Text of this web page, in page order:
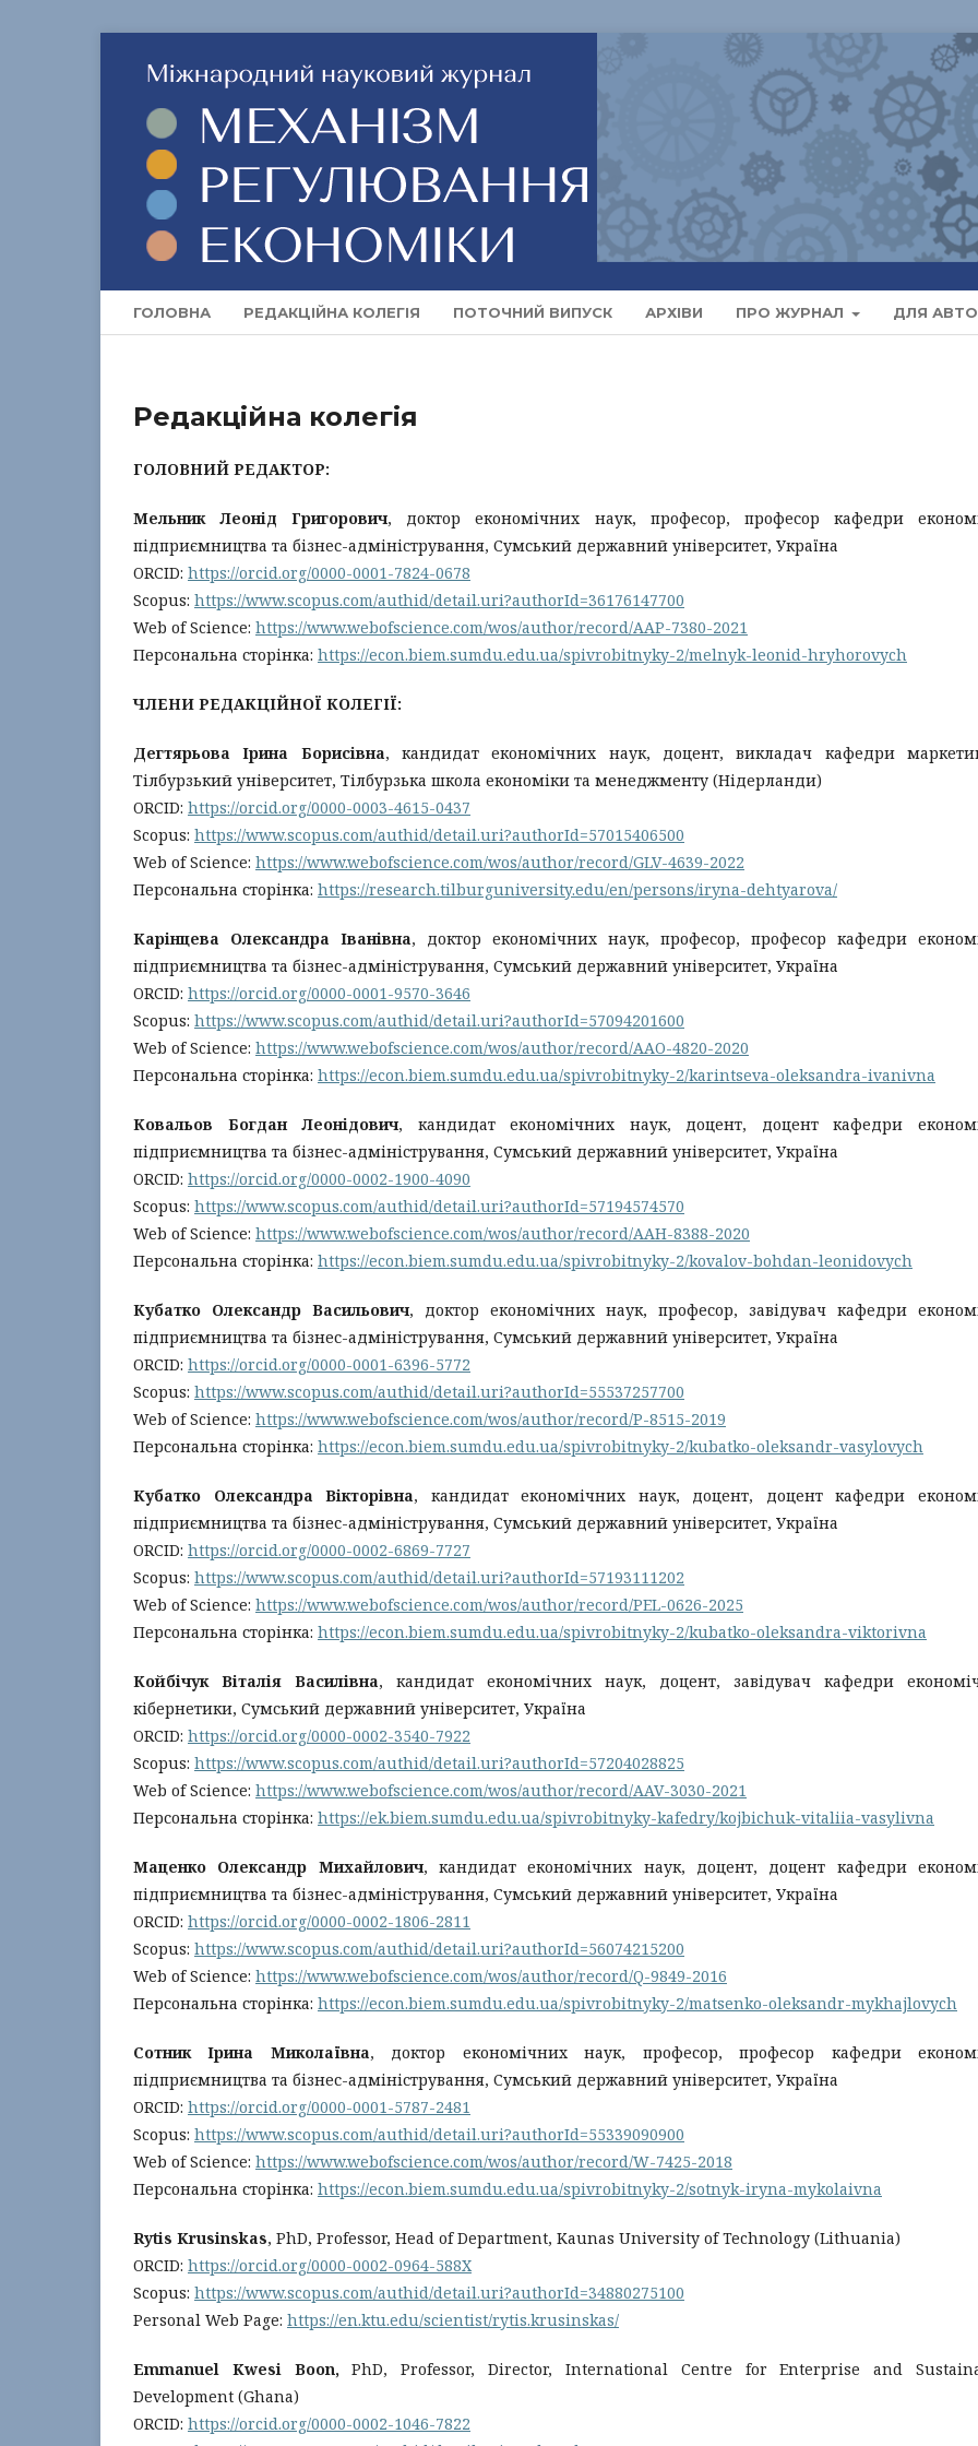
ГОЛОВНА РЕДАКЦІЙНА КОЛЕГІЯ ПОТОЧНИЙ ВИПУСК АРХІВИ ПРО ЖУРНАЛ ДЛЯ
Редакційна колегія
ГОЛОВНИЙ РЕДАКТОР:
Мельник Леонід Григорович, доктор економічних наук, професор, професор кафедри
підприємництва та бізнес-адміністрування, Сумський державний університет, Україна
ORCID: https://orcid.org/0000-0001-7824-0678
Scopus: https://www.scopus.com/authid/detail.uri?authorId=36176147700
Web of Science: https://www.webofscience.com/wos/author/record/AAP-7380-2021
Персональна сторінка: https://econ.biem.sumdu.edu.ua/spivrobitnyky-2/melnyk-leonid-hryhorovych
ЧЛЕНИ РЕДАКЦІЙНОЇ КОЛЕГІЇ:
Дегтярьова Ірина Борисівна, кандидат економічних наук, доцент, викладач кафедри
Тілбурзький університет, Тілбурзька школа економіки та менеджменту (Нідерланди)
ORCID: https://orcid.org/0000-0003-4615-0437
Scopus: https://www.scopus.com/authid/detail.uri?authorId=57015406500
Web of Science: https://www.webofscience.com/wos/author/record/GLV-4639-2022
Персональна сторінка: https://research.tilburguniversity.edu/en/persons/iryna-dehtyarova/
Карінцева Олександра Іванівна, доктор економічних наук, професор, професор кафедри
підприємництва та бізнес-адміністрування, Сумський державний університет, Україна
ORCID: https://orcid.org/0000-0001-9570-3646
Scopus: https://www.scopus.com/authid/detail.uri?authorId=57094201600
Web of Science: https://www.webofscience.com/wos/author/record/AAO-4820-2020
Персональна сторінка: https://econ.biem.sumdu.edu.ua/spivrobitnyky-2/karintseva-oleksandra-ivanivna
Ковальов Богдан Леонідович, кандидат економічних наук, доцент, доцент кафедри
підприємництва та бізнес-адміністрування, Сумський державний університет, Україна
ORCID: https://orcid.org/0000-0002-1900-4090
Scopus: https://www.scopus.com/authid/detail.uri?authorId=57194574570
Web of Science: https://www.webofscience.com/wos/author/record/AAH-8388-2020
Персональна сторінка: https://econ.biem.sumdu.edu.ua/spivrobitnyky-2/kovalov-bohdan-leonidovych
Кубатко Олександр Васильович, доктор економічних наук, професор, завідувач кафедри
підприємництва та бізнес-адміністрування, Сумський державний університет, Україна
ORCID: https://orcid.org/0000-0001-6396-5772
Scopus: https://www.scopus.com/authid/detail.uri?authorId=55537257700
Web of Science: https://www.webofscience.com/wos/author/record/P-8515-2019
Персональна сторінка: https://econ.biem.sumdu.edu.ua/spivrobitnyky-2/kubatko-oleksandr-vasylovych
Кубатко Олександра Вікторівна, кандидат економічних наук, доцент, доцент кафедри
підприємництва та бізнес-адміністрування, Сумський державний університет, Україна
ORCID: https://orcid.org/0000-0002-6869-7727
Scopus: https://www.scopus.com/authid/detail.uri?authorId=57193111202
Web of Science: https://www.webofscience.com/wos/author/record/PEL-0626-2025
Персональна сторінка: https://econ.biem.sumdu.edu.ua/spivrobitnyky-2/kubatko-oleksandra-viktorivna
Койбічук Віталія Василівна, кандидат економічних наук, доцент, завідувач кафедри
кібернетики, Сумський державний університет, Україна
ORCID: https://orcid.org/0000-0002-3540-7922
Scopus: https://www.scopus.com/authid/detail.uri?authorId=57204028825
Web of Science: https://www.webofscience.com/wos/author/record/AAV-3030-2021
Персональна сторінка: https://ek.biem.sumdu.edu.ua/spivrobitnyky-kafedry/kojbichuk-vitaliia-vasylivna
Маценко Олександр Михайлович, кандидат економічних наук, доцент, доцент кафедри
підприємництва та бізнес-адміністрування, Сумський державний університет, Україна
ORCID: https://orcid.org/0000-0002-1806-2811
Scopus: https://www.scopus.com/authid/detail.uri?authorId=56074215200
Web of Science: https://www.webofscience.com/wos/author/record/Q-9849-2016
Персональна сторінка: https://econ.biem.sumdu.edu.ua/spivrobitnyky-2/matsenko-oleksandr-mykhajlovych
Сотник Ірина Миколаївна, доктор економічних наук, професор, професор кафедри
підприємництва та бізнес-адміністрування, Сумський державний університет, Україна
ORCID: https://orcid.org/0000-0001-5787-2481
Scopus: https://www.scopus.com/authid/detail.uri?authorId=55339090900
Web of Science: https://www.webofscience.com/wos/author/record/W-7425-2018
Персональна сторінка: https://econ.biem.sumdu.edu.ua/spivrobitnyky-2/sotnyk-iryna-mykolaivna
Rytis Krusinskas, PhD, Professor, Head of Department, Kaunas University of Technology (Lithuania)
ORCID: https://orcid.org/0000-0002-0964-588X
Scopus: https://www.scopus.com/authid/detail.uri?authorId=34880275100
Personal Web Page: https://en.ktu.edu/scientist/rytis.krusinskas/
Emmanuel Kwesi Boon,PhD, Professor, Director, International Centre for Enterprise and
Development (Ghana)
ORCID: https://orcid.org/0000-0002-1046-7822